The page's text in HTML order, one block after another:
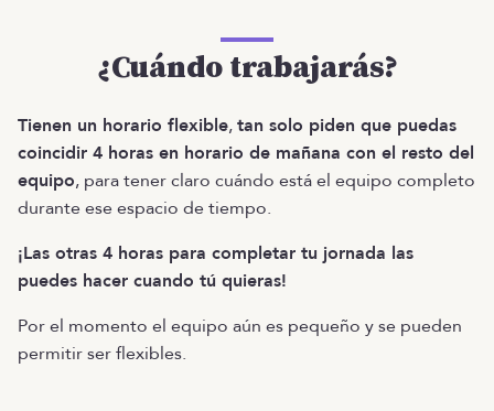
¿Cuándo trabajarás?
Tienen un horario flexible,tan solo piden que puedas
coincidir 4 horas en horario de mañana con el resto del
equipo, para tener claro cuándo está el equipo completo
durante ese espacio de tiempo.
¡Las otras 4 horas para completar tu jornada las
puedes hacer cuando tú quieras!
Por el momento el equipo aún es pequeño y se pueden
permitir ser flexibles.